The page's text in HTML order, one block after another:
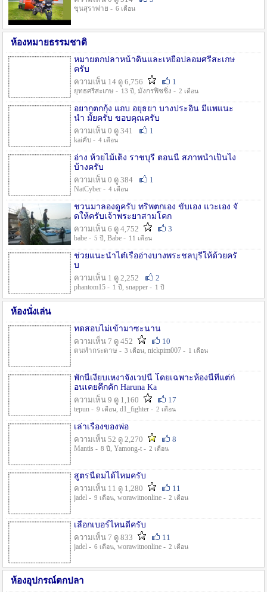
ขุนสุราพ่าย - 6 เดือน
ห้องหมายธรรมชาติ
หมายตกปลาหน้าดินและเหยื่อปลอมศรีสะเกษ
ครับ
ความเห็น 14 ดู 6,756
1
ยุทธศรีสะเกษ - 13 ปี , มังกรฟิชชิ่ง - 2 เดือน
อยากตกกุ้ง แถบ อยุธยา บางประอิน มีแพแนะ
นำ มั้ยครับ ขอบคุณครับ
ความเห็น 0 ดู 341
1
kaiคับ - 4 เดือน
อ่าง ห้วยไม้เต็ง ราชบุรี ตอนนี้ สภาพน้ำเป็นไง
บ้างครับ
ความเห็น 0 ดู 384
1
NatCyber - 4 เดือน
ชวนมาลองดูครับ ทริพตกเอง ขับเอง แวะเอง จั
ดให้ครับเจ้าพระยาสามโคก
ความเห็น 6 ดู 4,752
3
babe - 5 ปี , Babe - 11 เดือน
ช่วยแนะนำไต๋เรืออ่างบางพระชลบุรีให้ด้วยครั
บ
ความเห็น 1 ดู 2,252
2
phantom15 - 1 ปี , snapper - 1 ปี
ห้องนั่งเล่น
ทดสอบไม่เข้ามาซะนาน
ความเห็น 7 ดู 452
10
ตนทำกระดาษ - 3 เดือน, nickpim007 - 1 เดือน
พักนี้เงียบเหงาจังเวปนี้ โดยเฉพาะห้องนี้ที่แต่ก่
อนเคยคึกคัก Haruna Ka
ความเห็น 9 ดู 1,160
17
tepun - 9 เดือน, d1_fighter - 2 เดือน
เล่าเรื่องของพ่อ
ความเห็น 52 ดู 2,270
8
Mantis - 8 ปี , Yamong-t - 2 เดือน
สูตรนี้ดมได้ไหมครับ
ความเห็น 11 ดู 1,280
11
jadel - 9 เดือน, worawitnonline - 2 เดือน
เลือกเบอร์ไหนดีครับ
ความเห็น 7 ดู 833
11
jadel - 6 เดือน, worawitnonline - 2 เดือน
ห้องอุปกรณ์ตกปลา